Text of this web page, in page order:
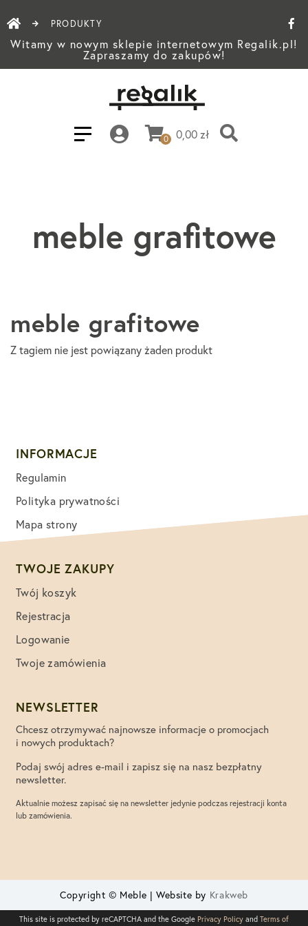
PRODUKTY
Witamy w nowym sklepie internetowym Regalik.pl!
Zapraszamy do zakupów!
0 0,00 zł
meble grafitowe
meble grafitowe
Z tagiem nie jest powiązany żaden produkt
INFORMACJE
Regulamin
Polityka prywatności
Mapa strony
TWOJE ZAKUPY
Twój koszyk
Rejestracja
Logowanie
Twoje zamówienia
NEWSLETTER
Chcesz otrzymywać najnowsze informacje o promocjach
i nowych produktach?
Podaj swój adres e-mail i zapisz się na nasz bezpłatny
newsletter.
Aktualnie możesz zapisać się na newsletter jedynie podczas rejestracji konta
lub zamówienia.
Copyright © Meble | Website by Krakweb
This site is protected by reCAPTCHA and the Google Privacy Policy and Terms of